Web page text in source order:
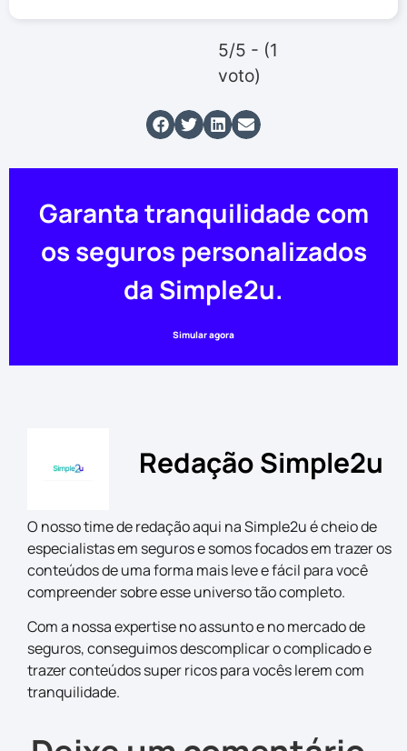
5/5 - (1
voto)
Garanta tranquilidade com
os seguros personalizados
da Simple2u.
Simular agora
Redação Simple2u
O nosso time de redação aqui na Simple2u é cheio de
especialistas em seguros e somos focados em trazer os
conteúdos de uma forma mais leve e fácil para você
compreender sobre esse universo tão completo.
Com a nossa expertise no assunto e no mercado de
seguros, conseguimos descomplicar o complicado e
trazer conteúdos super ricos para vocês lerem com
tranquilidade.